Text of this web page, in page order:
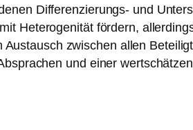
Differenzierungs- und
Heterogenität fördern,
zwischen allen
und einer